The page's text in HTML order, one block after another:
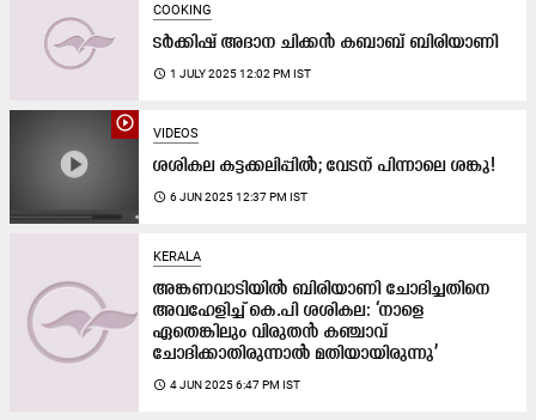
COOKING
ടർക്കിഷ് അദാന ചിക്കൻ കബാബ് ബിരിയാണി
access_time 1 JULY 2025 12:02 PM IST
play_circle_outline
VIDEOS
ശശികല കട്ടക്കലിപ്പിൽ; വേടന് പിന്നാലെ ശങ്കു!
access_time 6 JUN 2025 12:37 PM IST
KERALA
അങ്കണവാടിയിൽ ബിരിയാണി ചോദിച്ചതിനെ
അവഹേളിച്ച് കെ.പി ശശികല: ‘നാളെ
ഏതെങ്കിലും വിരുതൻ കഞ്ചാവ്
ചോദിക്കാതിരുന്നാൽ മതിയായിരുന്നു’
access_time 4 JUN 2025 6:47 PM IST